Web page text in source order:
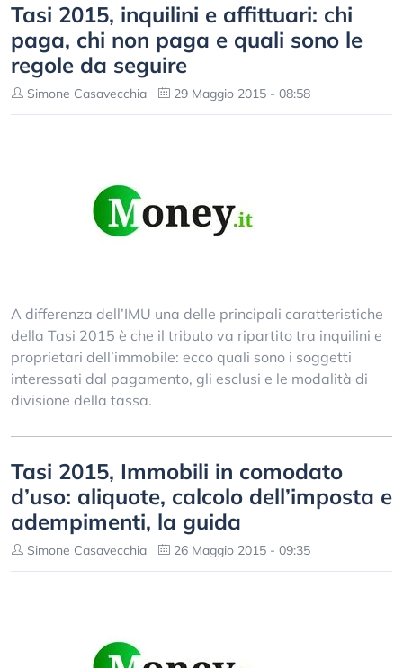
Tasi 2015, inquilini e affittuari: chi
paga, chi non paga e quali sono le
regole da seguire
Simone Casavecchia 29 Maggio 2015 - 08:58
A differenza dell’IMU una delle principali caratteristiche
della Tasi 2015 è che il tributo va ripartito tra inquilini e
proprietari dell’immobile: ecco quali sono i soggetti
interessati dal pagamento, gli esclusi e le modalità di
divisione della tassa.
Tasi 2015, Immobili in comodato
d’uso: aliquote, calcolo dell’imposta e
adempimenti, la guida
Simone Casavecchia 26 Maggio 2015 - 09:35